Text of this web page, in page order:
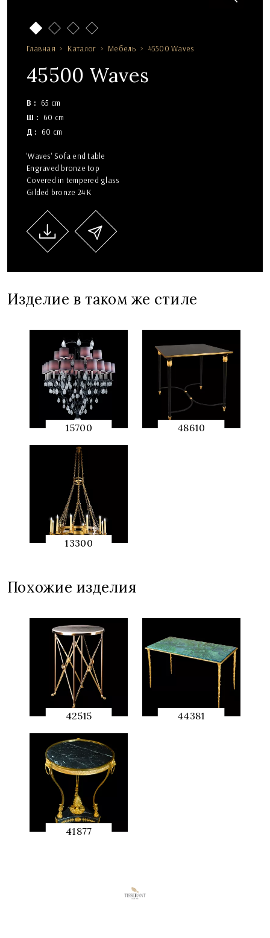
Главная Каталог Мебель 45500 Waves
45500 Waves
В
65 cm
Ш
60 cm
Д
60 cm
'Waves' Sofa end table
Engraved bronze top
Covered in tempered glass
Gilded bronze 24 K
Изделие в таком же стиле
15700
QUICK
PREVIEW
48610
13300
Похожие изделия
42515
QUICK
PREVIEW
44381
41877